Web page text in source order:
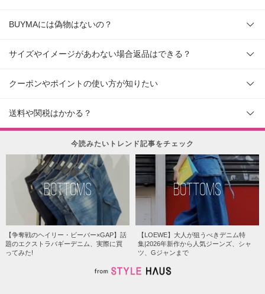
BUYMAには偽物はないの？
サイズやイメージがあわない場合返品はできる？
クーポンやポイントの使い方が知りたい
送料や関税はかかる？
今読みたいトレンド記事をチェック
BOTTOMS
【争奪戦のヘイリー・ビーバー×GAP】話
題のエクストラバギーデニム、実際に買
ってみた!
BOTTOMS
【LOEWE】大人が狙うべきデニム特
集|2026年新作から人気ジーンズ、シャ
ツ、Gジャンまで